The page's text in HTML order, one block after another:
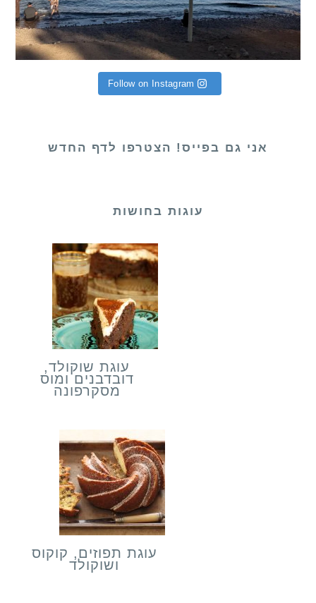
Follow on Instagram
אני גם בפייס! הצטרפו לדף החדש
עוגות בחושות
עוגת שוקולד,
דובדבנים ומוס
מסקרפונה
עוגת תפוזים, קוקוס
ושוקולד